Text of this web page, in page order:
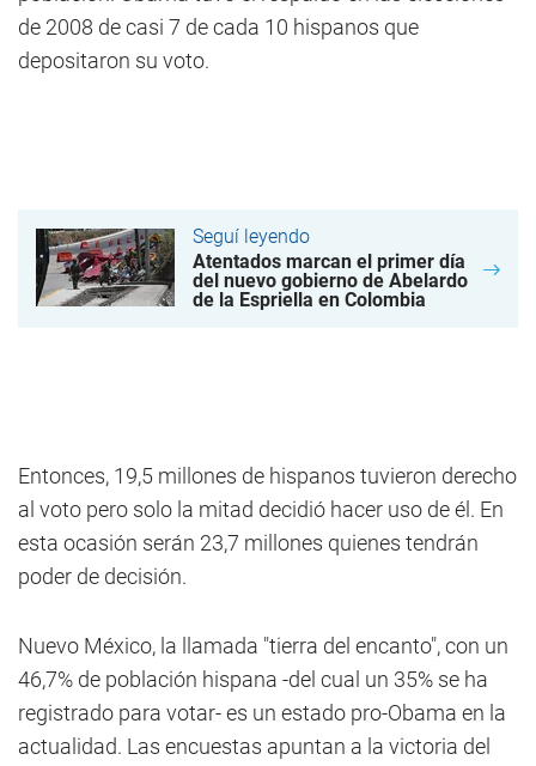
de 2008 de casi 7 de cada 10 hispanos que
depositaron su voto.
Seguí leyendo
Atentados marcan el primer día
del nuevo gobierno de Abelardo
de la Espriella en Colombia
Entonces, 19,5 millones de hispanos tuvieron derecho
al voto pero solo la mitad decidió hacer uso de él. En
esta ocasión serán 23,7 millones quienes tendrán
poder de decisión.
Nuevo México, la llamada "tierra del encanto", con un
46,7% de población hispana -del cual un 35% se ha
registrado para votar- es un estado pro-Obama en la
actualidad. Las encuestas apuntan a la victoria del